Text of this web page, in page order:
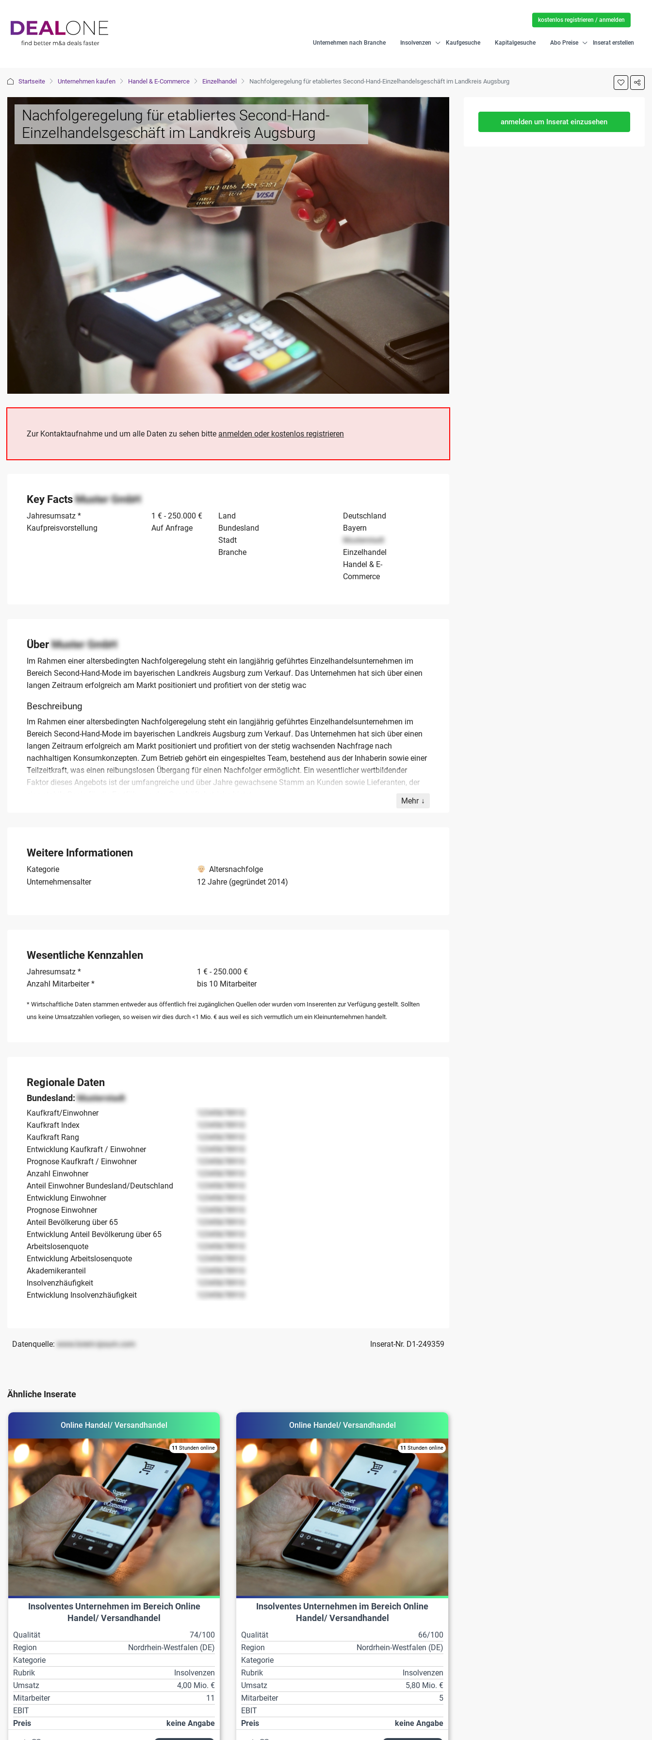
Unternehmen nach Branche Insolvenzen Kaufgesuche Kapitalgesuche Abo Preise Inserat erstellen
kostenlos registrieren / anmelden
Startseite Unternehmen kaufen Handel & E-Commerce Einzelhandel Nachfolgeregelung für etabliertes Second-Hand-Einzelhandelsgeschäft im Landkreis Augsburg
Nachfolgeregelung für etabliertes Second-Hand-
Einzelhandelsgeschäft im Landkreis Augsburg
Zur Kontaktaufnahme und um alle Daten zu sehen bitte anmelden oder kostenlos registrieren
Key FactsMuster GmbH
Jahresumsatz *
1 € - 250.000 €
Kaufpreisvorstellung
Auf Anfrage
Land
Deutschland
Bundesland
Bayern
Stadt
Musterstadt
Branche
Einzelhandel
Handel & E-
Commerce
ÜberMuster GmbH
Im Rahmen einer altersbedingten Nachfolgeregelung steht ein langjährig geführtes Einzelhandelsunternehmen im
Bereich Second-Hand-Mode im bayerischen Landkreis Augsburg zum Verkauf. Das Unternehmen hat sich über einen
langen Zeitraum erfolgreich am Markt positioniert und profitiert von der stetig wac
Beschreibung
Im Rahmen einer altersbedingten Nachfolgeregelung steht ein langjährig geführtes Einzelhandelsunternehmen im
Bereich Second-Hand-Mode im bayerischen Landkreis Augsburg zum Verkauf. Das Unternehmen hat sich über einen
langen Zeitraum erfolgreich am Markt positioniert und profitiert von der stetig wachsenden Nachfrage nach
nachhaltigen Konsumkonzepten. Zum Betrieb gehört ein eingespieltes Team, bestehend aus der Inhaberin sowie einer
Teilzeitkraft, was einen reibungslosen Übergang für einen Nachfolger ermöglicht. Ein wesentlicher wertbildender
Faktor dieses Angebots ist der umfangreiche und über Jahre gewachsene Stamm an Kunden sowie Lieferanten, der
den Handel darstellt. Der Erwerber übernimmt ein funktionsfähiges Unternehmen mit bestehenden Strukturen und
einem gefestigten Netzwerk in der Region Bayern. Sämtliche betrieblichen Abläufe sind eingespielt, sodass eine
Fortführung ohne Unterbrechung des Tagesgeschäfts realisiert werden kann.
Mehr
Weitere Informationen
Kategorie
Altersnachfolge
Unternehmensalter
12 Jahre (gegründet 2014)
Wesentliche Kennzahlen
Jahresumsatz *
1 € - 250.000 €
Anzahl Mitarbeiter *
bis 10 Mitarbeiter
* Wirtschaftliche Daten stammen entweder aus öffentlich frei zugänglichen Quellen oder wurden vom Inserenten zur Verfügung gestellt. Sollten
uns keine Umsatzzahlen vorliegen, so weisen wir dies durch <1 Mio. € aus weil es sich vermutlich um ein Kleinunternehmen handelt.
Regionale Daten
Bundesland:Musterstadt
Kaufkraft/Einwohner
12345678910
Kaufkraft Index
12345678910
Kaufkraft Rang
12345678910
Entwicklung Kaufkraft / Einwohner
12345678910
Prognose Kaufkraft / Einwohner
12345678910
Anzahl Einwohner
12345678910
Anteil Einwohner Bundesland/Deutschland
12345678910
Entwicklung Einwohner
12345678910
Prognose Einwohner
12345678910
Anteil Bevölkerung über 65
12345678910
Entwicklung Anteil Bevölkerung über 65
12345678910
Arbeitslosenquote
12345678910
Entwicklung Arbeitslosenquote
12345678910
Akademikeranteil
12345678910
Insolvenzhäufigkeit
12345678910
Entwicklung Insolvenzhäufigkeit
12345678910
Datenquelle: www.lorem-ipsum.com Inserat-Nr. D1-249359
Ähnliche Inserate
Online Handel/ Versandhandel
11 Stunden online
Insolventes Unternehmen im Bereich Online
Handel/ Versandhandel
Qualität
74/100
Region
Nordrhein-Westfalen (DE)
Kategorie
Rubrik
Insolvenzen
Umsatz
4,00 Mio. €
Mitarbeiter
11
EBIT
Preis
keine Angabe
Online Handel/ Versandhandel
11 Stunden online
Insolventes Unternehmen im Bereich Online
Handel/ Versandhandel
Qualität
66/100
Region
Nordrhein-Westfalen (DE)
Kategorie
Rubrik
Insolvenzen
Umsatz
5,80 Mio. €
Mitarbeiter
5
EBIT
Preis
keine Angabe
anmelden um Inserat einzusehen